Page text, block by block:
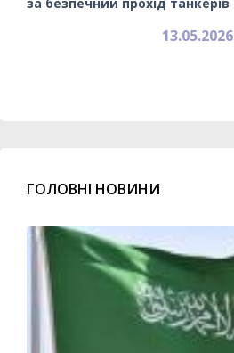
13.05.2026
ГОЛОВНІ НОВИНИ